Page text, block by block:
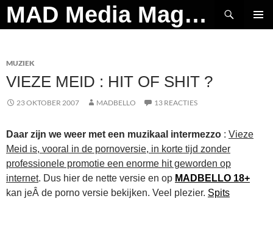
Ga
naar
MAD Media Magazine
Zoeken
MUZIEK
VIEZE MEID : HIT OF SHIT ?
23 OKTOBER 2007 MADBELLO 13 REACTIES
Daar zijn we weer met een muzikaal intermezzo : Vieze
Meid is, vooral in de pornoversie, in korte tijd zonder
professionele promotie een enorme hit geworden op
internet. Dus hier de nette versie en op MADBELLO 18+
kan jeÂ de porno versie bekijken. Veel plezier. Spits